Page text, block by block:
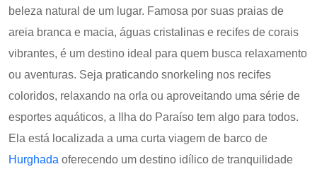
beleza natural de um lugar. Famosa por suas praias de
areia branca e macia, águas cristalinas e recifes de corais
vibrantes, é um destino ideal para quem busca relaxamento
ou aventuras. Seja praticando snorkeling nos recifes
coloridos, relaxando na orla ou aproveitando uma série de
esportes aquáticos, a Ilha do Paraíso tem algo para todos.
Ela está localizada a uma curta viagem de barco de
Hurghada oferecendo um destino idílico de tranquilidade